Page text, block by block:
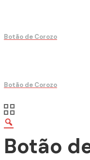
Botão de Corozo
Botão de Corozo
Botão